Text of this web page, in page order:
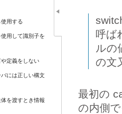
呼ば
ルの
の文
最初の
の内側
用する
用して識別子を
定義をしない
には正しい構文
を渡すとき情報